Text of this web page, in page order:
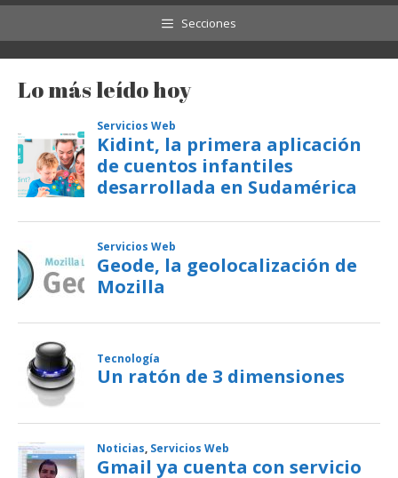
Secciones
Lo más leído hoy